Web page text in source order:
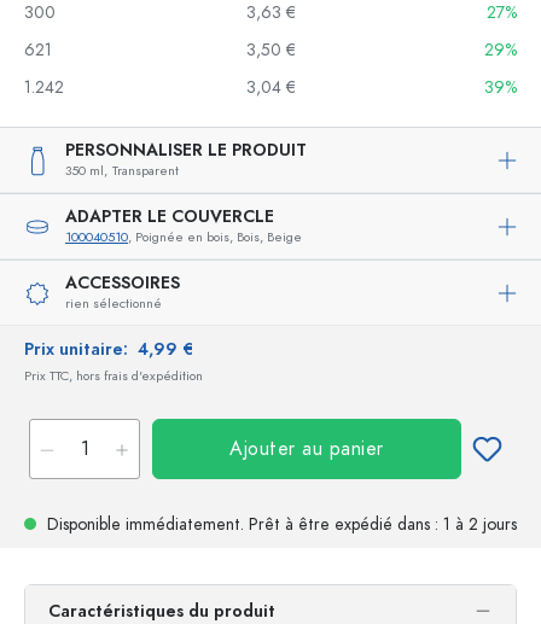
300
3,63 €
27%
621
3,50 €
29%
1.242
3,04 € 39%
PERSONNALISER LE PRODUIT
350 ml, Transparent
ADAPTER LE COUVERCLE
100040510, Poignée en bois, Bois, Beige
ACCESSOIRES
rien sélectionné
Prix unitaire: 4,99 €
Prix TTC, hors frais d'expédition
Ajouter au panier
Disponible immédiatement. Prêt à être expédié dans : 1 à 2 jours
Caractéristiques du produit